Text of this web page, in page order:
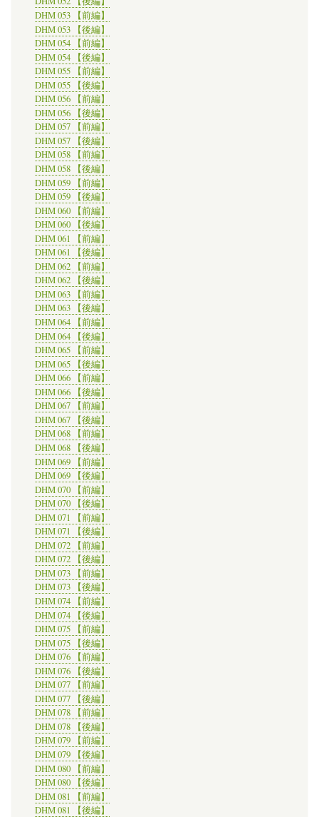
DHM 053 【前編】
DHM 053 【後編】
DHM 054 【前編】
DHM 054 【後編】
DHM 055 【前編】
DHM 055 【後編】
DHM 056 【前編】
DHM 056 【後編】
DHM 057 【前編】
DHM 057 【後編】
DHM 058 【前編】
DHM 058 【後編】
DHM 059 【前編】
DHM 059 【後編】
DHM 060 【前編】
DHM 060 【後編】
DHM 061 【前編】
DHM 061 【後編】
DHM 062 【前編】
DHM 062 【後編】
DHM 063 【前編】
DHM 063 【後編】
DHM 064 【前編】
DHM 064 【後編】
DHM 065 【前編】
DHM 065 【後編】
DHM 066 【前編】
DHM 066 【後編】
DHM 067 【前編】
DHM 067 【後編】
DHM 068 【前編】
DHM 068 【後編】
DHM 069 【前編】
DHM 069 【後編】
DHM 070 【前編】
DHM 070 【後編】
DHM 071 【前編】
DHM 071 【後編】
DHM 072 【前編】
DHM 072 【後編】
DHM 073 【前編】
DHM 073 【後編】
DHM 074 【前編】
DHM 074 【後編】
DHM 075 【前編】
DHM 075 【後編】
DHM 076 【前編】
DHM 076 【後編】
DHM 077 【前編】
DHM 077 【後編】
DHM 078 【前編】
DHM 078 【後編】
DHM 079 【前編】
DHM 079 【後編】
DHM 080 【前編】
DHM 080 【後編】
DHM 081 【前編】
DHM 081 【後編】